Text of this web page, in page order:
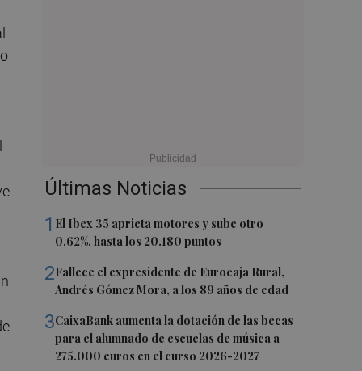
Últimas Noticias
1 El Ibex 35 aprieta motores y sube otro
0,62%, hasta los 20.180 puntos
2Fallece el expresidente de Eurocaja Rural,
Andrés Gómez Mora, a los 89 años de edad
3CaixaBank aumenta la dotación de las becas
para el alumnado de escuelas de música a
275.000 euros en el curso 2026-2027